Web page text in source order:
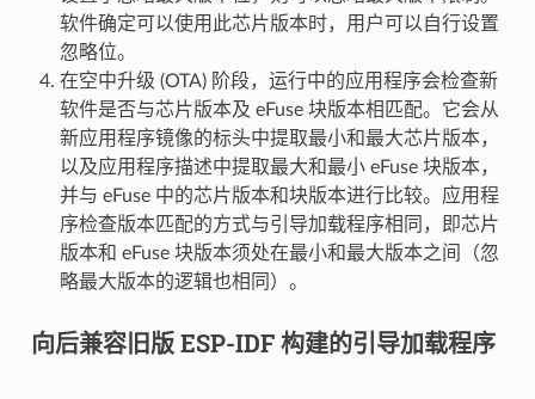
软件确定可以使用此芯片版本时，用户可以自行设置
忽略位。
在空中升级 (OTA) 阶段，运行中的应用程序会检查新
软件是否与芯片版本及 eFuse 块版本相匹配。它会从
新应用程序镜像的标头中提取最小和最大芯片版本，
以及应用程序描述中提取最大和最小 eFuse 块版本，
并与 eFuse 中的芯片版本和块版本进行比较。应用程
序检查版本匹配的方式与引导加载程序相同，即芯片
版本和 eFuse 块版本须处在最小和最大版本之间（忽
略最大版本的逻辑也相同）。
向后兼容旧版 ESP-IDF 构建的引导加载程序